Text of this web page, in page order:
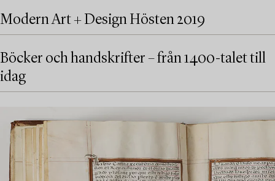
Modern Art + Design Hösten 2019
Böcker och handskrifter – från 1400-talet till
idag